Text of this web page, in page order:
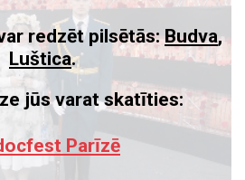
redzēt pilsētās:Budva,
Luštica.
jūs varat skatīties:
Parīzē